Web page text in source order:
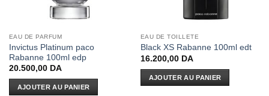
EAU DE PARFUM
Invictus Platinum paco
Rabanne 100ml edp
20.500,00 DA
AJOUTER AU PANIER
EAU DE TOILLETE
Black XS Rabanne 100ml edt
16.200,00 DA
AJOUTER AU PANIER